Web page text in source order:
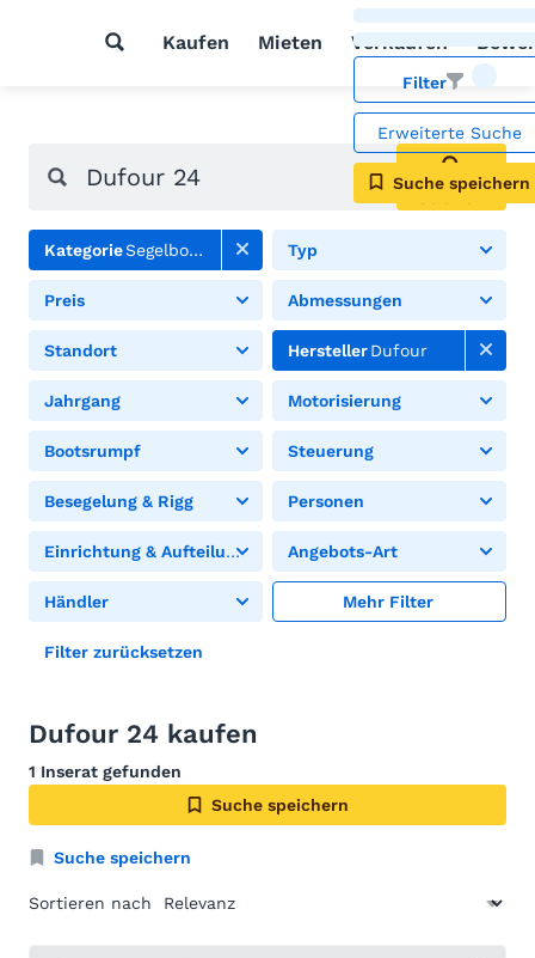
Kaufen Mieten Verkaufen
Filter
Erweiterte Suche
Suche speichern
Suchen
KategorieSegelboote Typ
Preis Abmessungen
Standort HerstellerDufour
Jahrgang Motorisierung
Bootsrumpf Steuerung
Besegelung & Rigg Personen
Einrichtung & Aufteilung Angebots-Art
Händler Mehr Filter
Filter zurücksetzen
Dufour 24 kaufen
1 Inserat gefunden
Suche speichern
Suche speichern
Sortieren nach